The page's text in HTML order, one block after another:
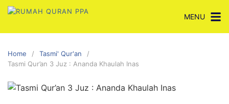
Skip
content
MENU
Home
Tasmi' Qur'an
Tasmi Qur’an 3 Juz : Ananda Khaulah Inas